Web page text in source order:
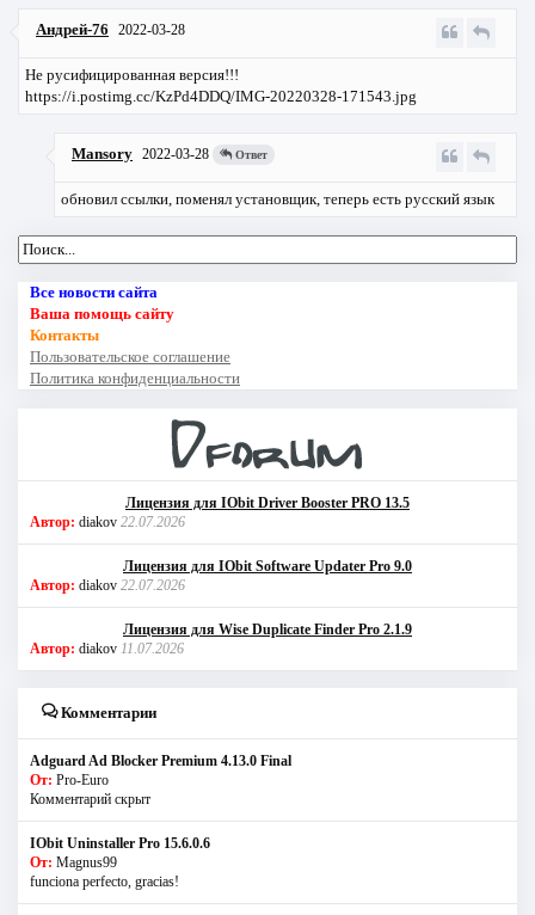
Андрей-76 2022-03-28
Не русифицированная версия!!!
https://i.postimg.cc/KzPd4DDQ/IMG-20220328-171543.jpg
Mansory 2022-03-28 Ответ
обновил ссылки, поменял установщик, теперь есть русский язык
Все новости сайта
Ваша помощь сайту
Контакты
Пользовательское соглашение
Политика конфиденциальности
Лицензия для IObit Driver Booster PRO 13.5
Автор: diakov 22.07.2026
Лицензия для IObit Software Updater Pro 9.0
Автор: diakov 22.07.2026
Лицензия для Wise Duplicate Finder Pro 2.1.9
Автор: diakov 11.07.2026
Комментарии
Adguard Ad Blocker Premium 4.13.0 Final
От: Pro-Euro
Комментарий скрыт
IObit Uninstaller Pro 15.6.0.6
От: Magnus99
funciona perfecto, gracias!